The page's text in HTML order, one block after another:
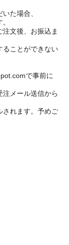
た場合、
文後、お振込ま
ことができない
で事前に
メール送信から
れます。予めご